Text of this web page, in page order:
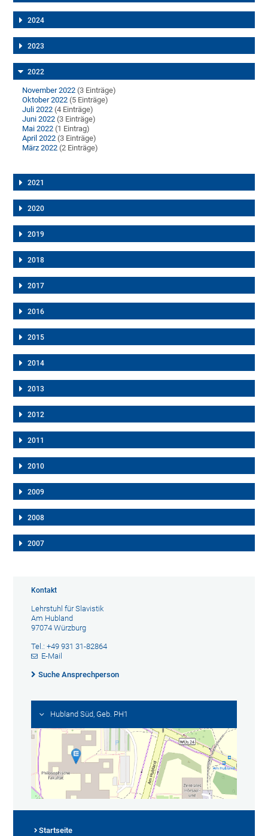
2024
2023
2022
November 2022 (3 Einträge)
Oktober 2022 (5 Einträge)
Juli 2022 (4 Einträge)
Juni 2022 (3 Einträge)
Mai 2022 (1 Eintrag)
April 2022 (3 Einträge)
März 2022 (2 Einträge)
2021
2020
2019
2018
2017
2016
2015
2014
2013
2012
2011
2010
2009
2008
2007
Kontakt
Lehrstuhl für Slavistik
Am Hubland
97074 Würzburg
Tel.: +49 931 31-82864
E-Mail
Suche Ansprechperson
Hubland Süd, Geb. PH1
Startseite